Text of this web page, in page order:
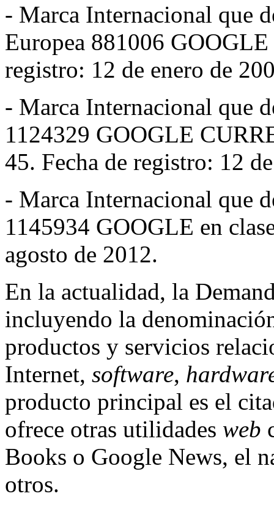
- Marca Internacional que
Europea 881006
registro: 12 de enero de
- Marca Internacional que
1124329 GOOGLE
45. Fecha de registro: 12
- Marca Internacional que
1145934 GOOGLE en
agosto de 2012.
En la actualidad, la
incluyendo la
productos y servicios
Internet, software,
producto principal es el
ofrece otras utilidades web
Books o Google News, el
otros.